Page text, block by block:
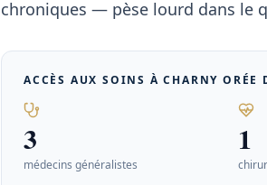
chroniques — pèse lourd dans le
ACCÈS AUX SOINS ÀCHARNY ORÉE
3
médecins généralistes
1